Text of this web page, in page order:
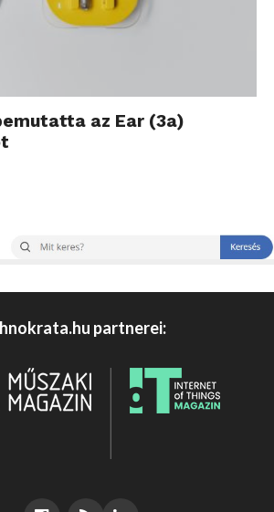
az Ear (3a)
partnerei: